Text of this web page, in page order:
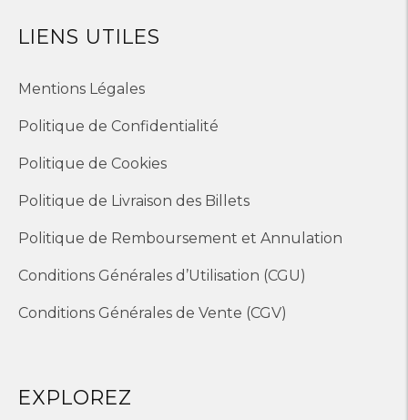
LIENS UTILES
Mentions Légales
Politique de Confidentialité
Politique de Cookies
Politique de Livraison des Billets
Politique de Remboursement et Annulation
Conditions Générales d’Utilisation (CGU)
Conditions Générales de Vente (CGV)
EXPLOREZ